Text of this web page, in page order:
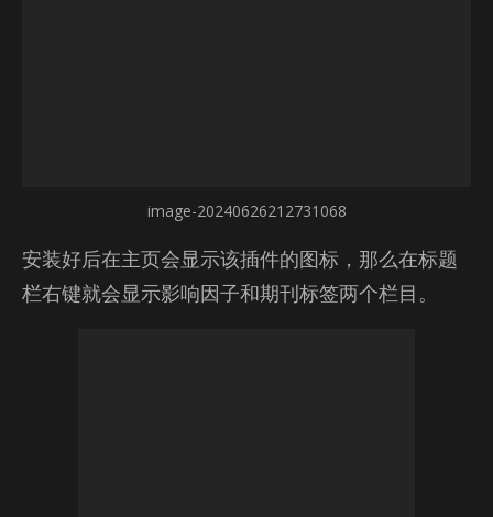
image-20240626212731068
安装好后在主页会显示该插件的图标，那么在标题
栏右键就会显示影响因子和期刊标签两个栏目。